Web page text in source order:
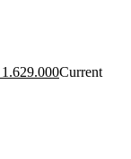
1.629.000Current